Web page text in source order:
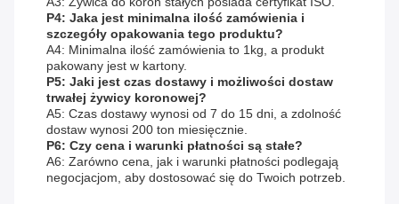
P4: Jaka jest minimalna ilość zamówienia i
szczegóły opakowania tego produktu?
A4: Minimalna ilość zamówienia to 1kg, a produkt
pakowany jest w kartony.
P5: Jaki jest czas dostawy i możliwości dostaw
trwałej żywicy koronowej?
A5: Czas dostawy wynosi od 7 do 15 dni, a zdolność
dostaw wynosi 200 ton miesięcznie.
P6: Czy cena i warunki płatności są stałe?
A6: Zarówno cena, jak i warunki płatności podlegają
negocjacjom, aby dostosować się do Twoich potrzeb.